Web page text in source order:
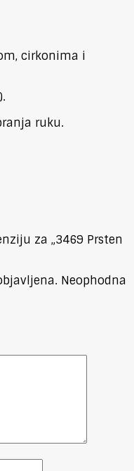
cirkonima i
ruku.
za „3469 Prsten
Neophodna